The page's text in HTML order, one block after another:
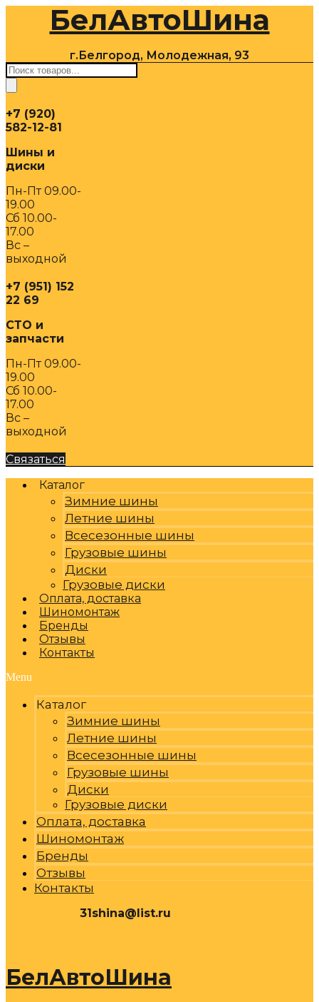
содержимомуБелАвтоШина
г.Белгород, Молодежная, 93
Поиск
товаров
+7 (920)
582-12-81
Шины и
диски
Пн-Пт 09.00-
19.00
Сб 10.00-
17.00
Вс –
выходной
+7 (951) 152
22 69
СТО и
запчасти
Пн-Пт 09.00-
19.00
Сб 10.00-
17.00
Вс –
выходной
Связаться
Каталог
Зимние шины
Летние шины
Всесезонные шины
Грузовые шины
Диски
Грузовые диски
Оплата, доставка
Шиномонтаж
Бренды
Отзывы
Контакты
Menu
Каталог
Зимние шины
Летние шины
Всесезонные шины
Грузовые шины
Диски
Грузовые диски
Оплата, доставка
Шиномонтаж
Бренды
Отзывы
Контакты
31shina@list.ru
БелАвтоШина